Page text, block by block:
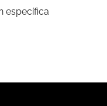
específica